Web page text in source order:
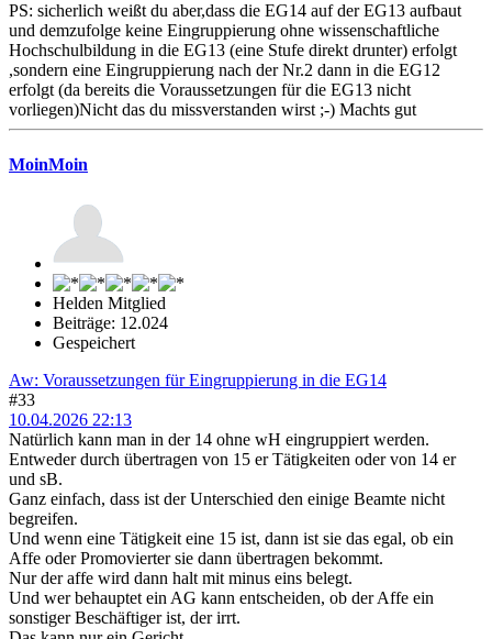
PS: sicherlich weißt du aber,dass die EG14 auf der EG13 aufbaut
und demzufolge keine Eingruppierung ohne wissenschaftliche
Hochschulbildung in die EG13 (eine Stufe direkt drunter) erfolgt
,sondern eine Eingruppierung nach der Nr.2 dann in die EG12
erfolgt (da bereits die Voraussetzungen für die EG13 nicht
vorliegen)Nicht das du missverstanden wirst ;-) Machts gut
MoinMoin
Helden Mitglied
Beiträge: 12.024
Gespeichert
Aw: Voraussetzungen für Eingruppierung in die EG14
#33
10.04.2026 22:13
Natürlich kann man in der 14 ohne wH eingruppiert werden.
Entweder durch übertragen von 15 er Tätigkeiten oder von 14 er
und sB.
Ganz einfach, dass ist der Unterschied den einige Beamte nicht
begreifen.
Und wenn eine Tätigkeit eine 15 ist, dann ist sie das egal, ob ein
Affe oder Promovierter sie dann übertragen bekommt.
Nur der affe wird dann halt mit minus eins belegt.
Und wer behauptet ein AG kann entscheiden, ob der Affe ein
sonstiger Beschäftiger ist, der irrt.